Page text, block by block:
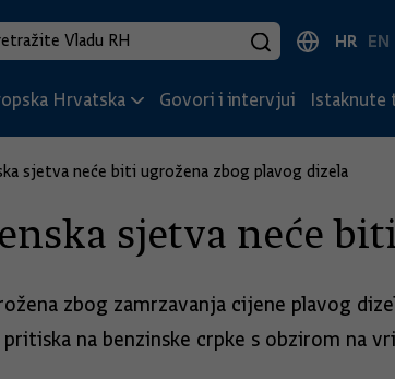
HR EN
Hrvatska Govori i intervjui Istaknute
sjetva neće biti ugrožena zbog plavog dizela
sjetva neće
zbog zamrzavanja cijene plavog
na benzinske crpke s obzirom na